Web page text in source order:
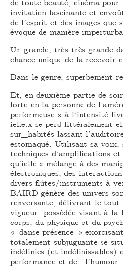
invitation fascinante et
de l’esprit et des images que
évoque de manière
Un grande, très très grande
chance unique de la recevoir
Dans le genre, superbement
Et, en deuxième partie de
forte en la personne de
performeuse.x à l’intensité
ielle.x se perd littéralement
sur_habités lassant
estomaqué. Utilisant sa voix,
techniques d’amplifications
qu’ielle.x mélange à des
électroniques, des
divers flûtes/instruments à
BAIRD génère des univers
renversante, délivrant le tout
vigueur_possédée visant à
corps, du physique et du
« danse-présence »
totalement subjuguante se
indéfinies (et indéfinissables)
performance et de… l’humour.